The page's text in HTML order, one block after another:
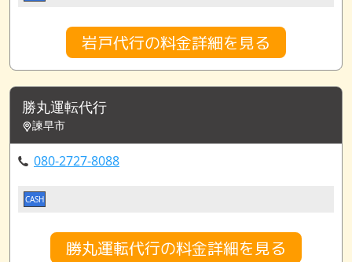
岩戸代行の料金詳細を見る
勝丸運転代行
諫早市
080-2727-8088
CASH
勝丸運転代行の料金詳細を見る